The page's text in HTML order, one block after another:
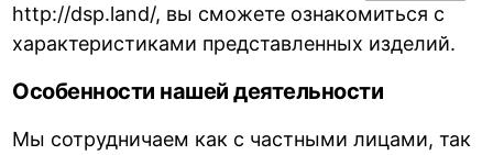
http://dsp.land/, вы сможете ознакомиться с
характеристиками представленных изделий.
Особенности нашей деятельности
Мы сотрудничаем как с частными лицами, так